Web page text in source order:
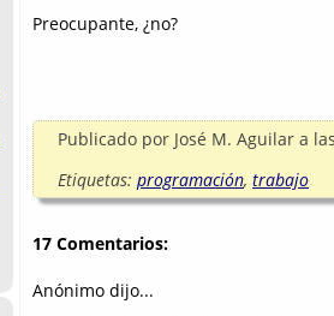
Preocupante, ¿no?
Publicado por José M. Aguilar a
Etiquetas: programación, trabajo
17 Comentarios:
Anónimo dijo...